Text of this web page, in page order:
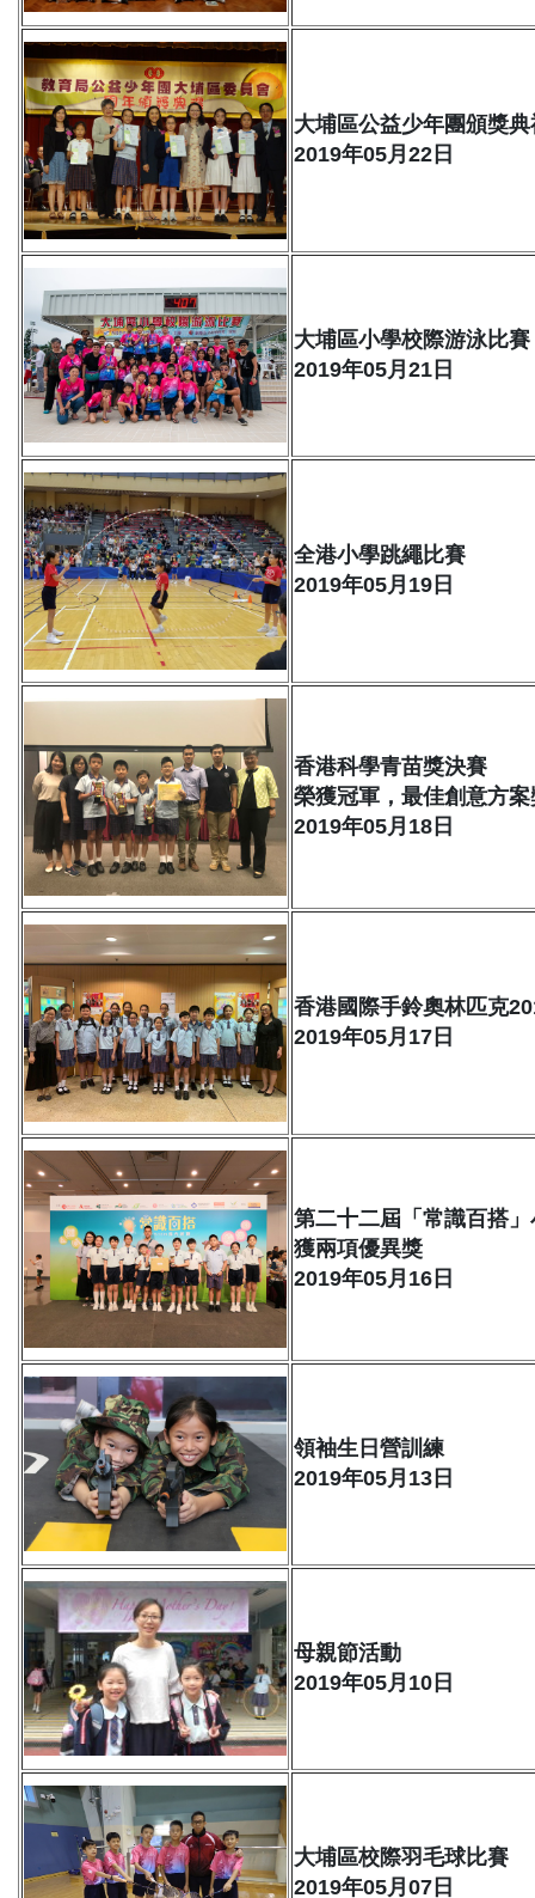
大埔區公益少年團頒獎典
2019年05月22日
大埔區小學校際游泳比賽
2019年05月21日
全港小學跳繩比賽
2019年05月19日
香港科學青苗獎決賽
榮獲冠軍，最佳創意方
2019年05月18日
香港國際手鈴奧林匹克
2019年05月17日
第二十二屆「常識百搭
獲兩項優異獎
2019年05月16日
領袖生日營訓練
2019年05月13日
母親節活動
2019年05月10日
大埔區校際羽毛球比賽
2019年05月07日